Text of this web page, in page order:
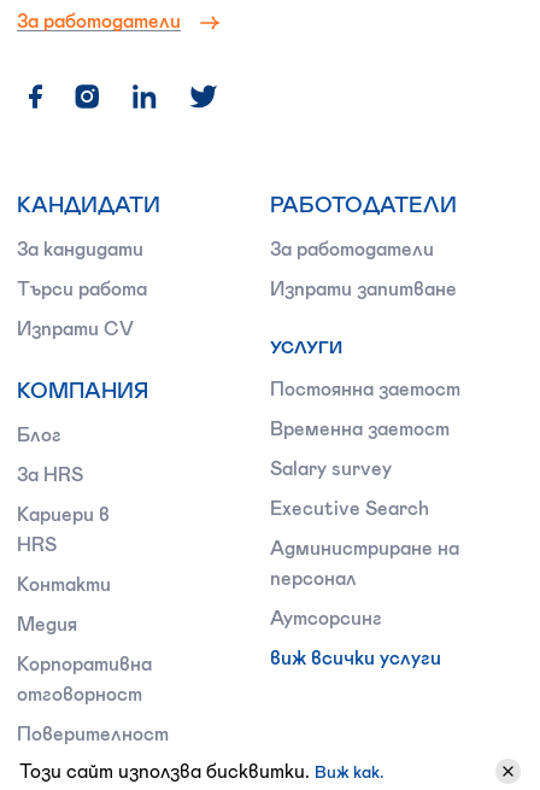
Този сайт използва бисквитки. Виж как.
За работодатели
КАНДИДАТИ
За кандидати
Търси работа
Изпрати CV
КОМПАНИЯ
Блог
За HRS
Кариери в
HRS
Контакти
Медия
Корпоративна
отговорност
Поверителност
РАБОТОДАТЕЛИ
За работодатели
Изпрати запитване
УСЛУГИ
Постоянна заетост
Временна заетост
Salary survey
Executive Search
Администриране на
персонал
Аутсорсинг
виж всички услуги